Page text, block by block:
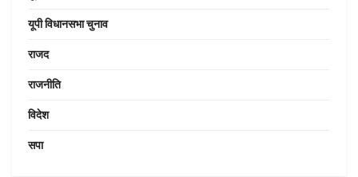
यूपी विधानसभा चुनाव
राजद
राजनीति
विदेश
सपा